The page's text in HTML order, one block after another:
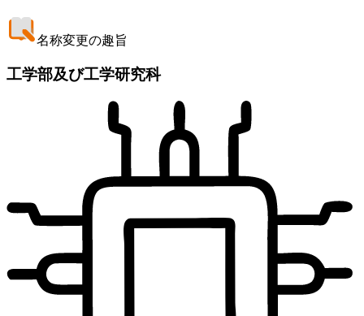
名称変更の趣旨
工学部及び工学研究科